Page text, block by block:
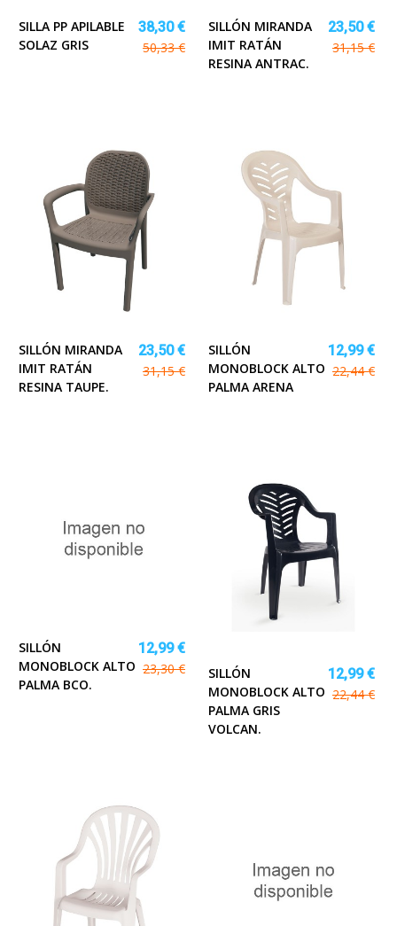
SILLA PP APILABLE
SOLAZ GRIS
38,30 €
50,33 €
SILLÓN MIRANDA
IMIT RATÁN
RESINA ANTRAC.
23,50 €
31,15 €
SILLÓN MIRANDA
IMIT RATÁN
RESINA TAUPE.
23,50 €
31,15 €
SILLÓN
MONOBLOCK ALTO
PALMA ARENA
12,99 €
22,44 €
SILLÓN
MONOBLOCK ALTO
PALMA BCO.
12,99 €
23,30 €
SILLÓN
MONOBLOCK ALTO
PALMA GRIS
VOLCAN.
12,99 €
22,44 €